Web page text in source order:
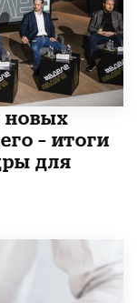
новых
– итоги
для